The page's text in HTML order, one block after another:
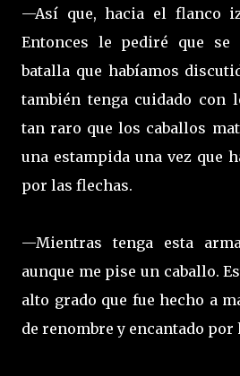
—Así que, hacia el flanco
Entonces le pediré que se
batalla que habíamos
también tenga cuidado con
tan raro que los caballos
una estampida una vez que
por las flechas.
—Mientras tenga esta
aunque me pise un caballo.
alto grado que fue hecho a
de renombre y encantado por